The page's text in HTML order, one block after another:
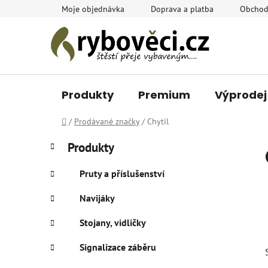
Moje objednávka Doprava a platba
Produkty Premium Výprodej
Domů
/ Prodávané značky / Chytil
P
o
s
r
a
n
kategorie
K
a
e
g
o
r
e
Produkty
Pruty a příslušenství
Navijáky
Stojany, vidličky
Signalizace záběru